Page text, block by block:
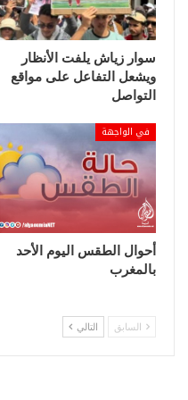
سوار زياش يلفت الأنظار
ويشعل التفاعل على مواقع
التواصل
في الواجهة
أحوال الطقس اليوم الأحد
بالمغرب
السابق التالي